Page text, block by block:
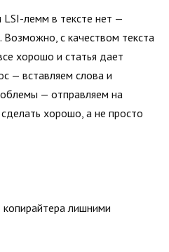
LSI-лемм в тексте нет —
Возможно, с качеством текста
хорошо и статья дает
— вставляем слова и
— отправляем на
хорошо, а не просто
лишними